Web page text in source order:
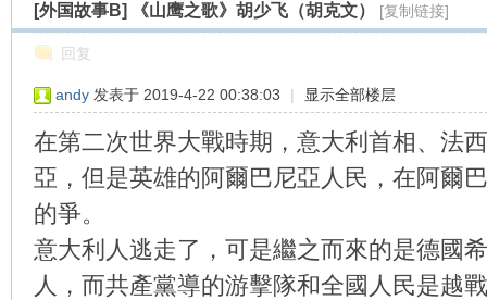
» › › ›
[外国故事B] 《山鹰之歌》胡少飞（胡克文） [复制链接]
回复
andy 发表于 2019-4-22 00:38:03 | 显示全部楼层
在第二次世界大戰時期，意大利首相、法
亞，但是英雄的阿爾巴尼亞人民，在阿爾
的爭。
意大利人逃走了，可是繼之而來的是德國
人，而共產黨導的游擊隊和全國人民是越